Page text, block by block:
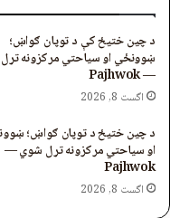
د چین ختیځ کې د توپان ګواښ؛
ښوونځي او سیاحتي مرکزونه
— Pajhwok
اگست 8, 2026
د چین ختیځ د توپان ګواښ؛
او سیاحتي مرکزونه تړل شوي —
Pajhwok
اگست 8, 2026